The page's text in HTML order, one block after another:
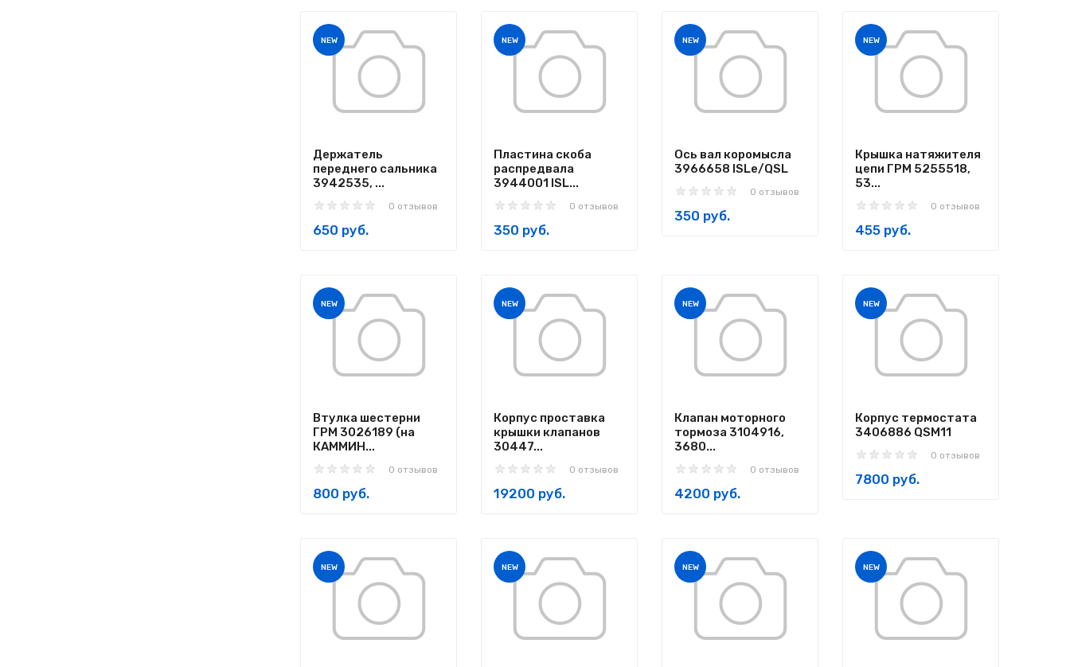
NEW
Держатель
переднего сальника
3942535, ...
0 отзывов
650 руб.
NEW
Пластина скоба
распредвала
3944001 ISL...
0 отзывов
350 руб.
NEW
Ось вал коромысла
3966658 ISLe/QSL
0 отзывов
350 руб.
NEW
Крышка натяжителя
цепи ГРМ 5255518,
53...
0 отзывов
455 руб.
NEW
Втулка шестерни
ГРМ 3026189 (на
КАММИН...
0 отзывов
800 руб.
NEW
Корпус проставка
крышки клапанов
30447...
0 отзывов
19200 руб.
NEW
Клапан моторного
тормоза 3104916,
3680...
0 отзывов
4200 руб.
NEW
Корпус термостата
3406886 QSM11
0 отзывов
7800 руб.
NEW NEW NEW NEW